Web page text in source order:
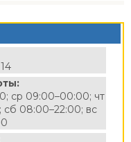
ср 09:00–00:00; чт
08:00–22:00; вс